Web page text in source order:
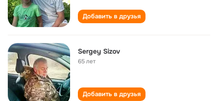
Добавить в друзья
Sergey Sizov
65 лет
Добавить в друзья